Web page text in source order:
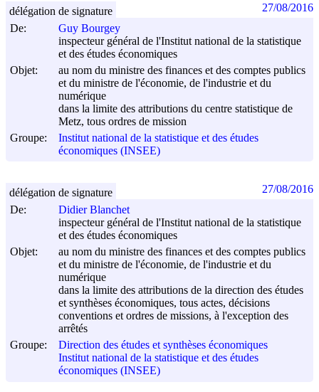
De:
Guy Bourgey
inspecteur général de l'Institut national de la statistique
et des études économiques
Objet:
au nom du ministre des finances et des comptes publics
et du ministre de l'économie, de l'industrie et du
numérique
dans la limite des attributions du centre statistique de
Metz, tous ordres de mission
Groupe:
Institut national de la statistique et des études
économiques (INSEE)
délégation de signature 27/08/2016
De:
Didier Blanchet
inspecteur général de l'Institut national de la statistique
et des études économiques
Objet:
au nom du ministre des finances et des comptes publics
et du ministre de l'économie, de l'industrie et du
numérique
dans la limite des attributions de la direction des études
et synthèses économiques, tous actes, décisions
conventions et ordres de missions, à l'exception des
arrêtés
Groupe:
Direction des études et synthèses économiques
Institut national de la statistique et des études
économiques (INSEE)
délégation de signature 27/08/2016